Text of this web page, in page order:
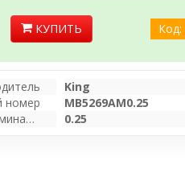
КУПИТЬ Код:
King
номер
MB5269AM0.25
Размер меньше номинального [мм]
0.25